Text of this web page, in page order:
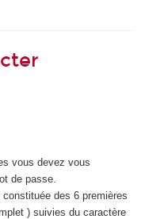
vous devez vous
de passe.
des 6 premières
) suivies du caractère